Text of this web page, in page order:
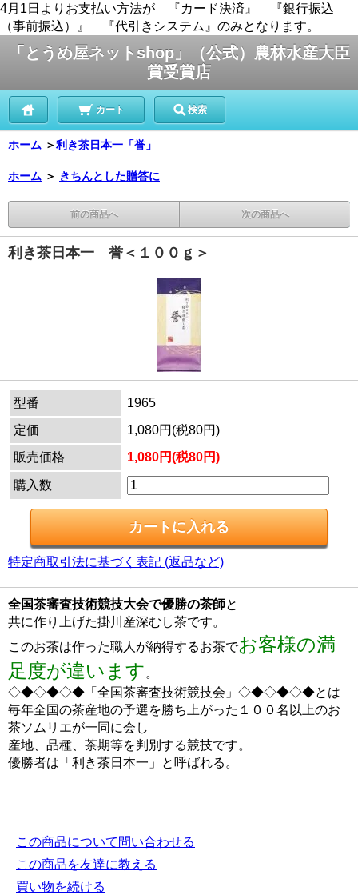
4月1日よりお支払い方法が 『カード決済』 『銀行振込
（事前振込）』 『代引きシステム』のみとなります。
「とうめ屋ネットshop」（公式）農林水産大臣
賞受賞店
カート 検索
ホーム ＞利き茶日本一「誉」
ホーム ＞ きちんとした贈答に
前の商品へ 次の商品へ
利き茶日本一 誉＜１００ｇ＞
型番
1965
定価
1,080円(税80円)
販売価格
1,080円(税80円)
購入数
特定商取引法に基づく表記 (返品など)
全国茶審査技術競技大会で優勝の茶師と
共に作り上げた掛川産深むし茶です。
このお茶は作った職人が納得するお茶でお客様の満
足度が違います 。
◇◆◇◆◇◆「全国茶審査技術競技会」◇◆◇◆◇◆とは
毎年全国の茶産地の予選を勝ち上がった１００名以上のお
茶ソムリエが一同に会し
産地、品種、茶期等を判別する競技です。
優勝者は「利き茶日本一」と呼ばれる。
この商品について問い合わせる
この商品を友達に教える
買い物を続ける